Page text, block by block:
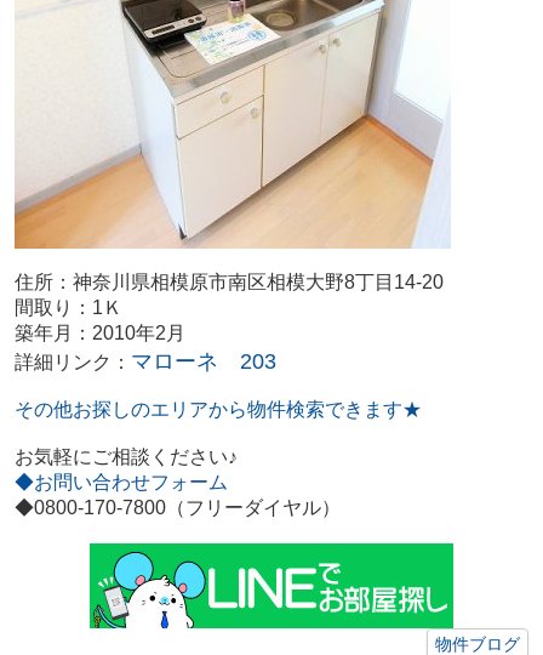
住所：神奈川県相模原市南区相模大野8丁目14-20
間取り：1Ｋ
築年月：2010年2月
詳細リンク： マローネ 203
その他お探しのエリアから物件検索できます★
お気軽にご相談ください♪
◆お問い合わせフォーム
◆0800-170-7800（フリーダイヤル）
物件ブログ